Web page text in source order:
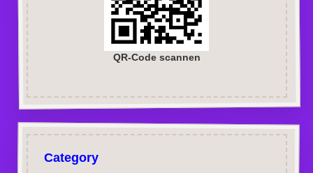
QR-Code scannen
Category